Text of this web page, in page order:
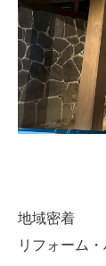
地域密着
リフォーム